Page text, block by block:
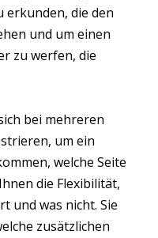
erkunden, die den
und um einen
zu werfen, die
bei mehreren
um ein
welche Seite
die Flexibilität,
und was nicht. Sie
zusätzlichen